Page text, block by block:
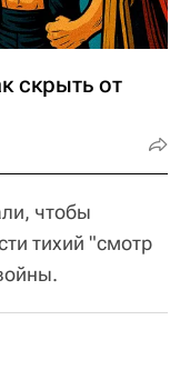
скрыть от
чтобы
тихий "смотр